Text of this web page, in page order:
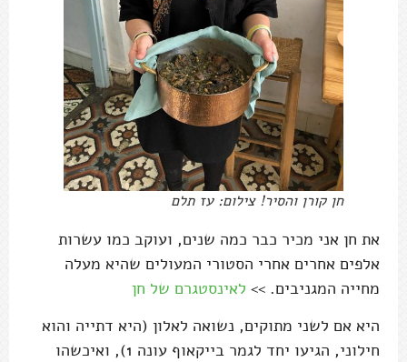
חן קורן והסיר! צילום: עז תלם
את חן אני מכיר כבר כמה שנים, ועוקב כמו עשרות
אלפים אחרים אחרי הסטורי המעולים שהיא מעלה
מחייה המגניבים. >> לאינסטגרם של חן
היא אם לשני מתוקים, נשואה לאלון (היא דתייה והוא
חילוני, הגיעו יחד לגמר בייקאוף עונה 1), ואיכשהו